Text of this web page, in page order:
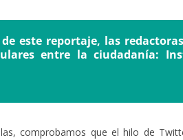
este reportaje, las
entre la ciudadanía:
comprobamos que el hilo de